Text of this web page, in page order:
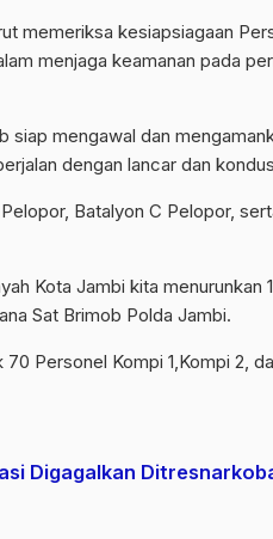
memeriksa kesiapsiagaan
menjaga keamanan pada
siap mengawal dan
dengan lancar dan
Batalyon C Pelopor,
Kota Jambi kita menurunkan
Sat Brimob Polda Jambi.
Personel Kompi 1,Kompi 2,
Digagalkan